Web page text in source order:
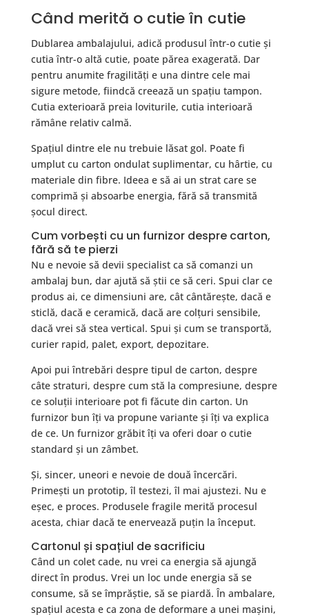
Când merită o cutie în cutie
Dublarea ambalajului, adică produsul într-o cutie și
cutia într-o altă cutie, poate părea exagerată. Dar
pentru anumite fragilități e una dintre cele mai
sigure metode, fiindcă creează un spațiu tampon.
Cutia exterioară preia loviturile, cutia interioară
rămâne relativ calmă.
Spațiul dintre ele nu trebuie lăsat gol. Poate fi
umplut cu carton ondulat suplimentar, cu hârtie, cu
materiale din fibre. Ideea e să ai un strat care se
comprimă și absoarbe energia, fără să transmită
șocul direct.
Cum vorbești cu un furnizor despre carton,
fără să te pierzi
Nu e nevoie să devii specialist ca să comanzi un
ambalaj bun, dar ajută să știi ce să ceri. Spui clar ce
produs ai, ce dimensiuni are, cât cântărește, dacă e
sticlă, dacă e ceramică, dacă are colțuri sensibile,
dacă vrei să stea vertical. Spui și cum se transportă,
curier rapid, palet, export, depozitare.
Apoi pui întrebări despre tipul de carton, despre
câte straturi, despre cum stă la compresiune, despre
ce soluții interioare pot fi făcute din carton. Un
furnizor bun îți va propune variante și îți va explica
de ce. Un furnizor grăbit îți va oferi doar o cutie
standard și un zâmbet.
Și, sincer, uneori e nevoie de două încercări.
Primești un prototip, îl testezi, îl mai ajustezi. Nu e
eșec, e proces. Produsele fragile merită procesul
acesta, chiar dacă te enervează puțin la început.
Cartonul și spațiul de sacrificiu
Când un colet cade, nu vrei ca energia să ajungă
direct în produs. Vrei un loc unde energia să se
consume, să se împrăștie, să se piardă. În ambalare,
spațiul acesta e ca zona de deformare a unei mașini,